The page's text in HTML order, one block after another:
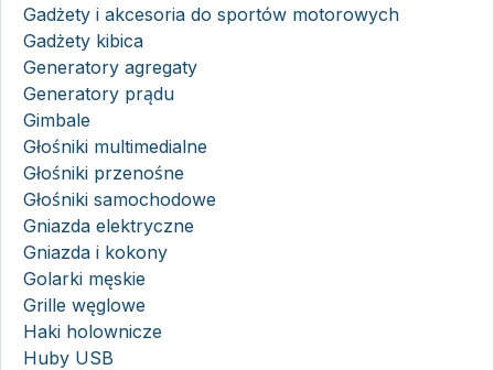
Gadżety i akcesoria do sportów motorowych
Gadżety kibica
Generatory agregaty
Generatory prądu
Gimbale
Głośniki multimedialne
Głośniki przenośne
Głośniki samochodowe
Gniazda elektryczne
Gniazda i kokony
Golarki męskie
Grille węglowe
Haki holownicze
Huby USB